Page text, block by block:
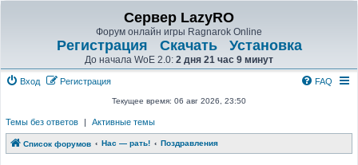
Сервер LazyRO
Форум онлайн игры Ragnarok Online
Регистрация Скачать Установка
До начала WoE 2.0: 2 дня 21 час 9 минут
Вход Регистрация FAQ
Текущее время: 06 авг 2026, 23:50
Темы без ответов | Активные темы
Список форумов Нас — рать! Поздравления